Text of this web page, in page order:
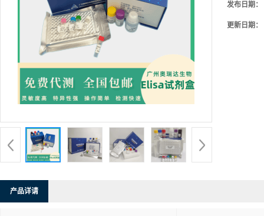
发布日期：
更新日期：
产品详请